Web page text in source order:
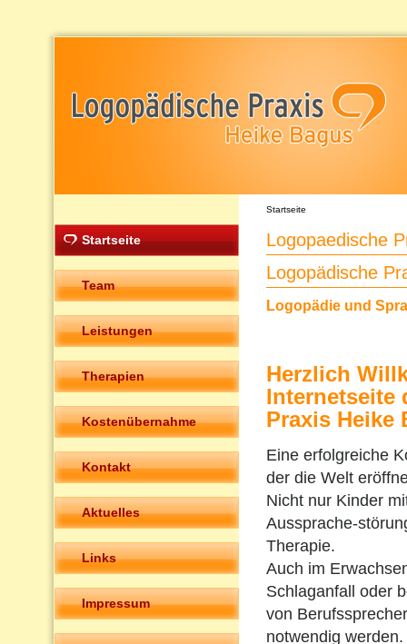
Startseite
Team
Leistungen
Therapien
Kostenübernahme
Kontakt
Aktuelles
Links
Impressum
Startseite
Logopaedische
Logopädische
Logopädie und
Herzlich
Internetseite
Praxis Heike
Eine erfolgreiche
der die Welt
Nicht nur Kinder
Aussprache-
Therapie.
Auch im
Schlaganfall oder
von
notwendig werden.